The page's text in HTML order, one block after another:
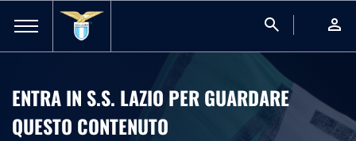
search person
ENTRA IN S.S. LAZIO PER GUARDARE
QUESTO CONTENUTO